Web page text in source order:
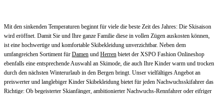
Mit den sinkenden Temperaturen beginnt für viele die beste Zeit des Jahres: Die Skisaison
wird eröffnet. Damit Sie und Ihre ganze Familie diese in vollen Zügen auskosten können,
ist eine hochwertige und komfortable Skibekleidung unverzichtbar. Neben dem
umfangreichen Sortiment für Damen und Herren bietet der XSPO Fashion Onlineshop
ebenfalls eine entsprechende Auswahl an Skimode, die auch Ihre Kinder warm und trocken
durch den nächsten Winterurlaub in den Bergen bringt. Unser vielfältiges Angebot an
preiswerter und langlebiger Kinder Skibekleidung bietet für jeden Nachwuchsskifahrer das
Richtige: Ob begeisterter Skianfänger, ambitionierter Nachwuchs-Rennfahrer oder eifriger